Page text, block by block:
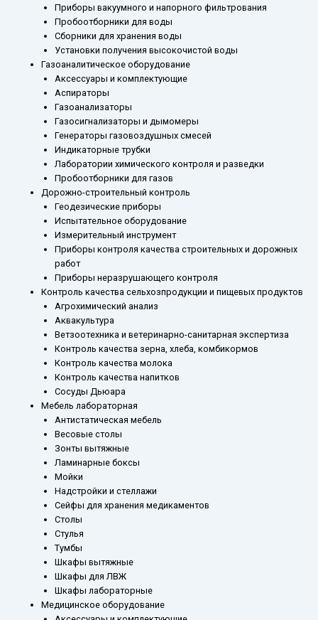
Приборы вакуумного и напорного фильтрования
Пробоотборники для воды
Сборники для хранения воды
Установки получения высокочистой воды
Газоаналитическое оборудование
Аксессуары и комплектующие
Аспираторы
Газоанализаторы
Газосигнализаторы и дымомеры
Генераторы газовоздушных смесей
Индикаторные трубки
Лаборатории химического контроля и разведки
Пробоотборники для газов
Дорожно-строительный контроль
Геодезические приборы
Испытательное оборудование
Измерительный инструмент
Приборы контроля качества строительных и дорожных
работ
Приборы неразрушающего контроля
Контроль качества сельхозпродукции и пищевых продуктов
Агрохимический анализ
Аквакультура
Ветзоотехника и ветеринарно-санитарная экспертиза
Контроль качества зерна, хлеба, комбикормов
Контроль качества молока
Контроль качества напитков
Сосуды Дьюара
Мебель лабораторная
Антистатическая мебель
Весовые столы
Зонты вытяжные
Ламинарные боксы
Мойки
Надстройки и стеллажи
Сейфы для хранения медикаментов
Столы
Стулья
Тумбы
Шкафы вытяжные
Шкафы для ЛВЖ
Шкафы лабораторные
Медицинское оборудование